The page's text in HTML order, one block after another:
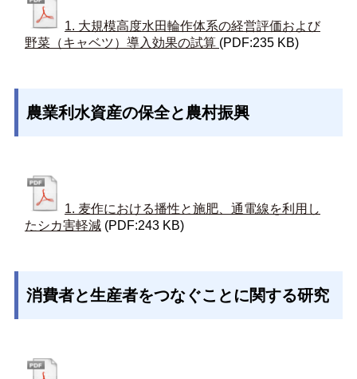
1. 大規模高度水田輪作体系の経営評価および
野菜（キャベツ）導入効果の試算 (PDF:235 KB)
農業利水資産の保全と農村振興
1. 麦作における播性と施肥、通電線を利用し
たシカ害軽減 (PDF:243 KB)
消費者と生産者をつなぐことに関する研究